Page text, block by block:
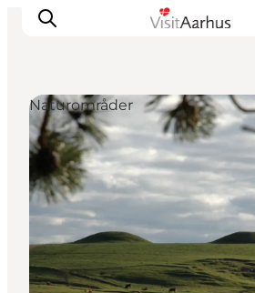
Oplevelser
Kalender
Byer og steder
Planlæg ferien
Transport
Naturområder